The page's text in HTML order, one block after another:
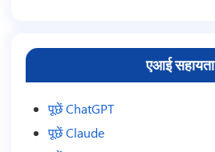
एआई सहायता
पूछें ChatGPT
पूछें Claude